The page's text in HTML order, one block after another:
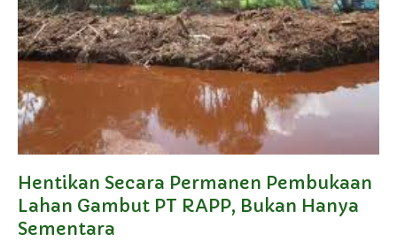
Hentikan Secara Permanen Pembukaan
Lahan Gambut PT RAPP, Bukan Hanya
Sementara